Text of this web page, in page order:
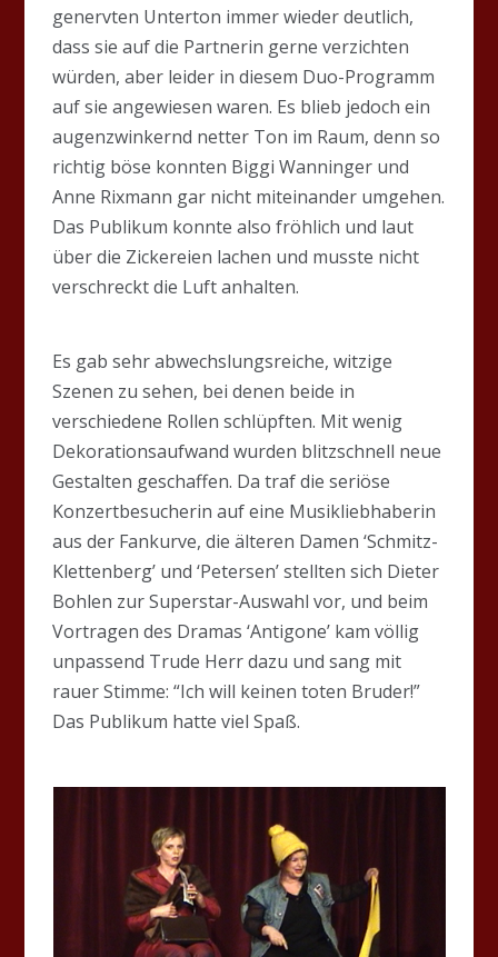
genervten Unterton immer wieder deutlich,
dass sie auf die Partnerin gerne verzichten
würden, aber leider in diesem Duo-Programm
auf sie angewiesen waren. Es blieb jedoch ein
augenzwinkernd netter Ton im Raum, denn so
richtig böse konnten Biggi Wanninger und
Anne Rixmann gar nicht miteinander umgehen.
Das Publikum konnte also fröhlich und laut
über die Zickereien lachen und musste nicht
verschreckt die Luft anhalten.
Es gab sehr abwechslungsreiche, witzige
Szenen zu sehen, bei denen beide in
verschiedene Rollen schlüpften. Mit wenig
Dekorationsaufwand wurden blitzschnell neue
Gestalten geschaffen. Da traf die seriöse
Konzertbesucherin auf eine Musikliebhaberin
aus der Fankurve, die älteren Damen ‘Schmitz-
Klettenberg’ und ‘Petersen’ stellten sich Dieter
Bohlen zur Superstar-Auswahl vor, und beim
Vortragen des Dramas ‘Antigone’ kam völlig
unpassend Trude Herr dazu und sang mit
rauer Stimme: “Ich will keinen toten Bruder!”
Das Publikum hatte viel Spaß.